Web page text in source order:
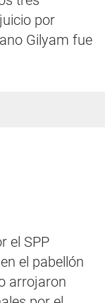
por
Gilyam fue
el SPP
el pabellón
arrojaron